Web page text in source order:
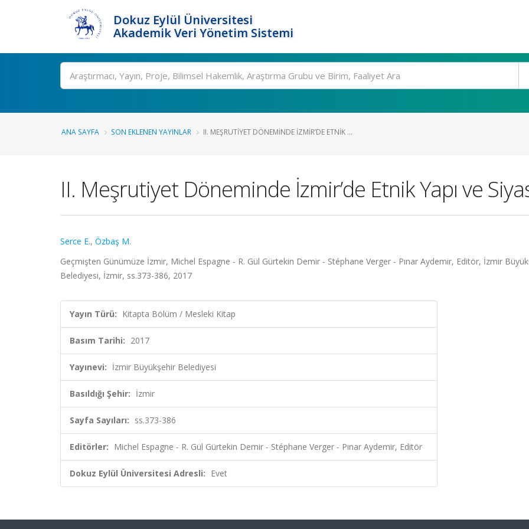
Dokuz Eylül Üniversitesi
Akademik Veri Yönetim Sistemi
Ara
ANA SAYFA SON EKLENEN YAYINLAR II. MEŞRUTIYET DÖNEMINDE İZMIR’DE ETNIK ...
II. Meşrutiyet Döneminde İzmir’de Etnik Yapı ve
Serce E., Özbaş M.
Geçmişten Günümüze İzmir, Michel Espagne - R. Gül Gürtekin Demir - Stéphane Verger - Pınar Aydemir, Editör, İzmir
Belediyesi, İzmir, ss.373-386, 2017
Yayın Türü: Kitapta Bölüm / Mesleki Kitap
Basım Tarihi: 2017
Yayınevi: İzmir Büyükşehir Belediyesi
Basıldığı Şehir: İzmir
Sayfa Sayıları: ss.373-386
Editörler: Michel Espagne - R. Gül Gürtekin Demir - Stéphane Verger - Pınar Aydemir, Editör
Dokuz Eylül Üniversitesi Adresli: Evet